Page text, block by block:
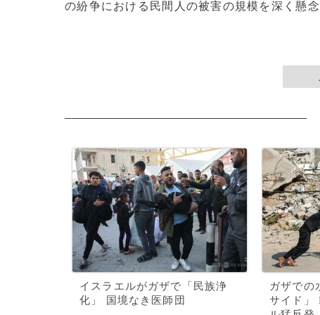
の紛争における民間人の被害の規模を深く懸
イスラエルがガザで「民族浄
化」 国境なき医師団
ガザでの
サイド」